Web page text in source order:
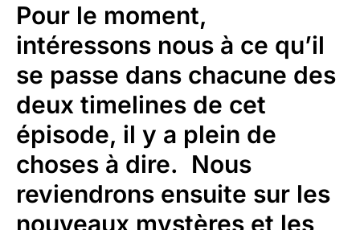
Pour le moment,
intéressons nous à ce qu’il
se passe dans chacune des
deux timelines de cet
épisode, il y a plein de
choses à dire. Nous
reviendrons ensuite sur les
nouveaux mystères et les